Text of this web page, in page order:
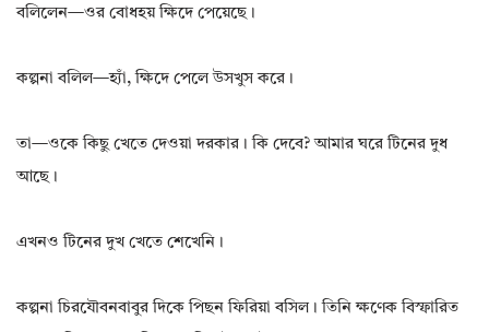
বলিলেন—ওর বোধহয় ক্ষিদে পেয়েছে।
কল্পনা বলিল—হ্যাঁ, ক্ষিদে পেলে উসখুস করে।
তা—ওকে কিছু খেতে দেওয়া দরকার। কি দেবে? আমার ঘরে টিনের দুধ
আছে।
এখনও টিনের দুখ খেতে শেখেনি।
কল্পনা চিরযৌবনবাবুর দিকে পিছন ফিরিয়া বসিল। তিনি ক্ষণেক বিস্ফারিত